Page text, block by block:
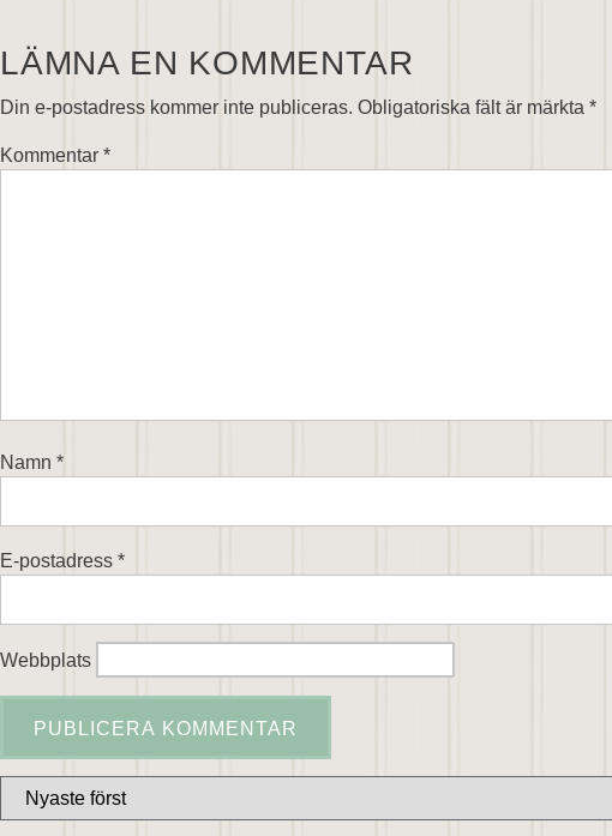
LÄMNA EN KOMMENTAR
Din e-postadress kommer inte publiceras. Obligatoriska fält är märkta *
Kommentar *
Namn *
E-postadress *
Webbplats